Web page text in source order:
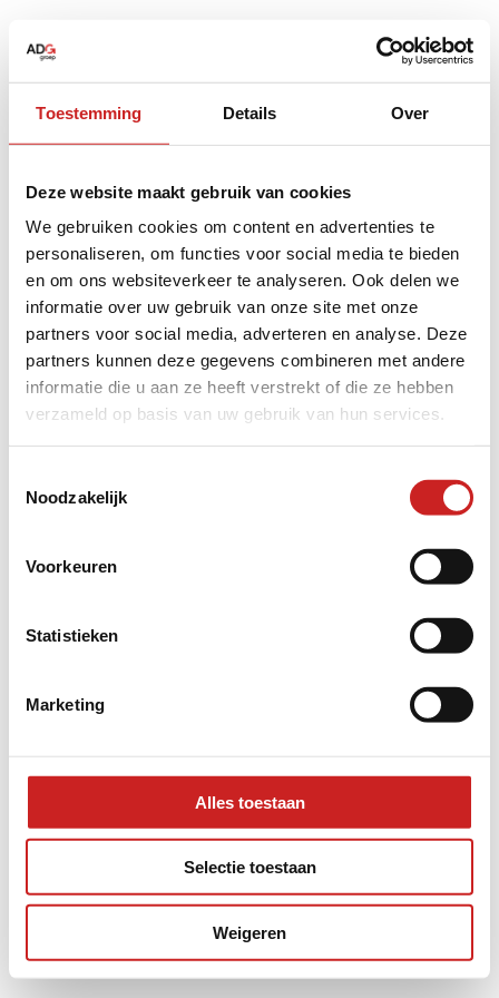
Toestemming Details Over
Deze website maakt gebruik van cookies
We gebruiken cookies om content en advertenties te
personaliseren, om functies voor social media te bieden
en om ons websiteverkeer te analyseren. Ook delen we
informatie over uw gebruik van onze site met onze
partners voor social media, adverteren en analyse. Deze
partners kunnen deze gegevens combineren met andere
informatie die u aan ze heeft verstrekt of die ze hebben
verzameld op basis van uw gebruik van hun services.
Noodzakelijk
Voorkeuren
Statistieken
Marketing
Alles toestaan
Selectie toestaan
Weigeren
loadingwww.adggroep.nl
for more